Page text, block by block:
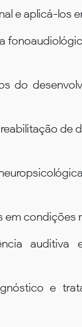
e aplicá-los
do
de
em condições
auditiva
e